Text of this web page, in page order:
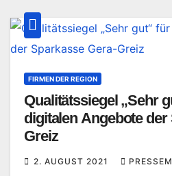
FIRMEN DER REGION
Qualitätssiegel „Sehr
digitalen Angebote der
Greiz
2. AUGUST 2021